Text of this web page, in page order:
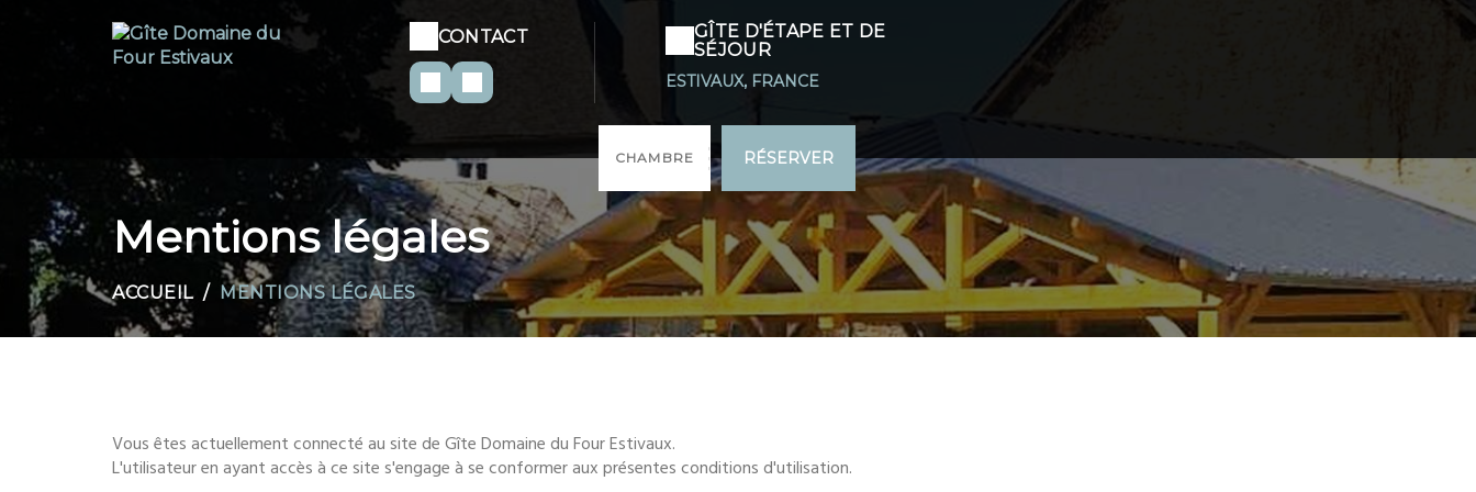
CONTACT
GÎTE D'ÉTAPE ET DE
SÉJOUR
ESTIVAUX, FRANCE
CHAMBRE RÉSERVER
Mentions légales
ACCUEIL MENTIONS LÉGALES
Vous êtes actuellement connecté au site de Gîte Domaine du Four Estivaux.
L'utilisateur en ayant accès à ce site s'engage à se conformer aux présentes conditions d'utilisation.